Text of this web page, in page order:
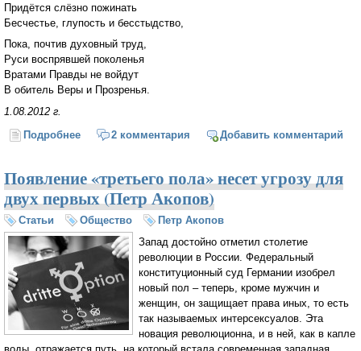
Придётся слёзно пожинать
Бесчестье, глупость и бесстыдство,
Пока, почтив духовный труд,
Руси воспрявшей поколенья
Вратами Правды не войдут
В обитель Веры и Прозренья.
1.08.2012 г.
Подробнее о В потоке судьбоносных лет...
2 комментария Добавить комментарий
Появление «третьего пола» несет угрозу для
двух первых (Петр Акопов)
Статьи Общество
Петр Акопов
Запад достойно отметил столетие
революции в России. Федеральный
конституционный суд Германии изобрел
новый пол – теперь, кроме мужчин и
женщин, он защищает права иных, то есть
так называемых интерсексуалов. Эта
новация революционна, и в ней, как в капле